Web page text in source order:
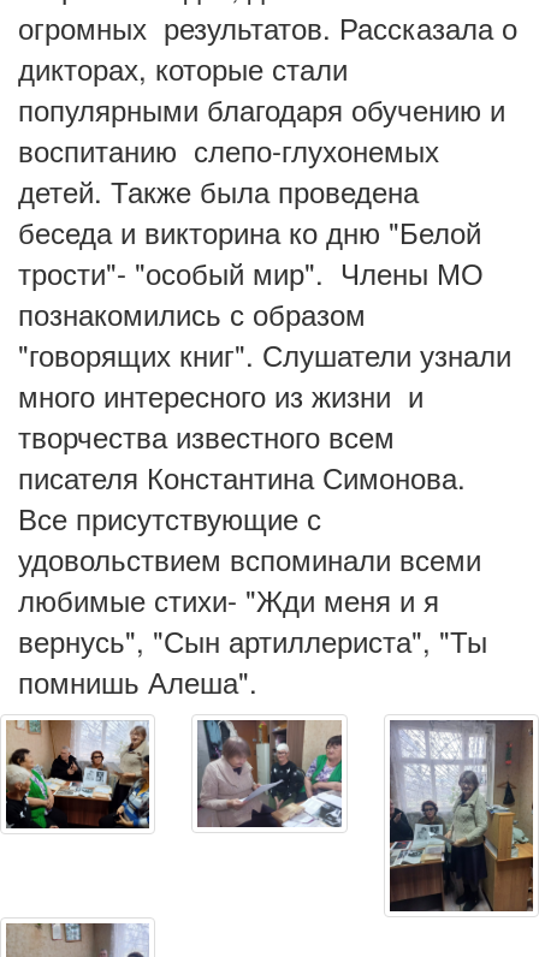
огромных результатов. Рассказала о
дикторах, которые стали
популярными благодаря обучению и
воспитанию слепо-глухонемых
детей. Также была проведена
беседа и викторина ко дню "Белой
трости"- "особый мир". Члены МО
познакомились с образом
"говорящих книг". Слушатели узнали
много интересного из жизни и
творчества известного всем
писателя Константина Симонова.
Все присутствующие с
удовольствием вспоминали всеми
любимые стихи- "Жди меня и я
вернусь", "Сын артиллериста", "Ты
помнишь Алеша".